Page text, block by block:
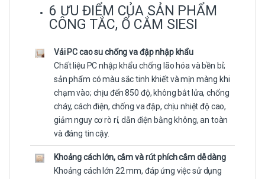
6 ƯU ĐIỂM CỦA SẢN PHẨM
CÔNG TẮC, Ổ CẮM SIESI
Vải PC cao su chống va đập nhập khẩu
Chất liệu PC nhập khẩu chống lão hóa và bền bỉ;
sản phẩm có màu sắc tinh khiết và mịn màng khi
chạm vào; chịu đến 850 độ, không bắt lửa, chống
cháy, cách điện, chống va đập, chịu nhiệt độ cao,
giảm nguy cơ rò rỉ, dẫn điện bằng không, an toàn
và đáng tin cậy.
Khoảng cách lớn, cắm và rút phích cắm dễ dàng
Khoảng cách lớn 22 mm, đáp ứng việc sử dụng